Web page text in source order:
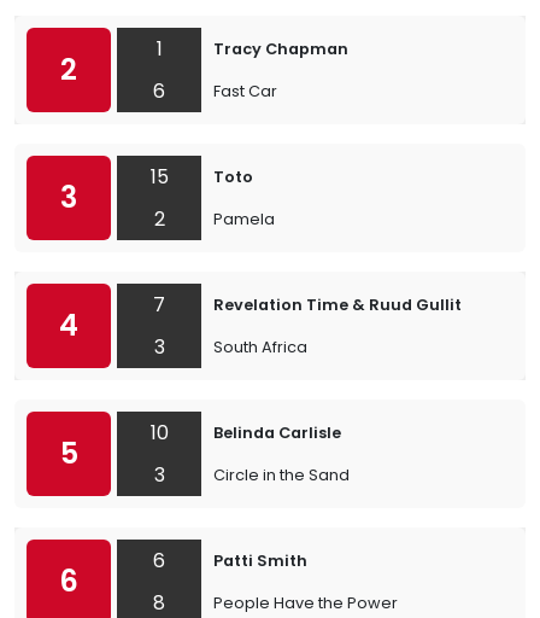
2
1
6
Tracy Chapman
Fast Car
3
15
2
Toto
Pamela
4
7
3
Revelation Time & Ruud Gullit
South Africa
5
10
3
Belinda Carlisle
Circle in the Sand
6
6
8
Patti Smith
People Have the Power